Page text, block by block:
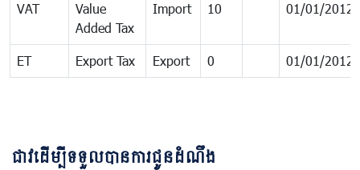
VAT
Value
Added Tax
Import 10 01/01/2012
ET Export Tax Export 0 01/01/2012
ជាវដើម្បីទទួលបានការជូនដំណឹង